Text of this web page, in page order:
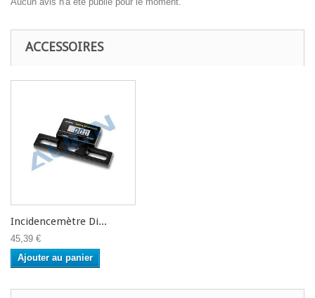
ACCESSOIRES
Incidencemètre Di...
45,39 €
Ajouter au panier